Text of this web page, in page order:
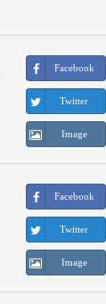
Facebook
Twitter
Image
Facebook
Twitter
Image